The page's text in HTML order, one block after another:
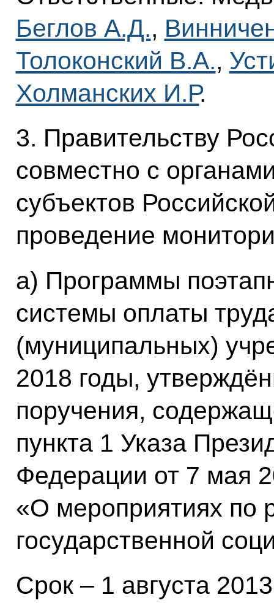
Беглов А.Д.,
Толоконский В.А.,
Холманских И.Р.
3. Правительству
совместно с
субъектов
проведение
а) Программы
системы оплаты
(муниципальных)
2018 годы,
поручения,
пункта 1 Указа
Федерации от 7 мая
«О мероприятиях по
государственной
Срок – 1 августа